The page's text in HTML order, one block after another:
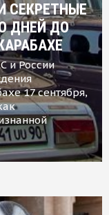
СЕКРЕТНЫЕ
ДНЕЙ ДО
и России
17 сентября,